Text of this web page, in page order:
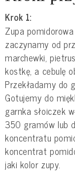
Krok 1:
Zupa
zaczynamy od
marchewki,
kostkę, a cebulę
Przekładamy do
Gotujemy do
garnka słoiczek
350 gramów lub
koncentratu
koncentrat
jaki kolor zupy.